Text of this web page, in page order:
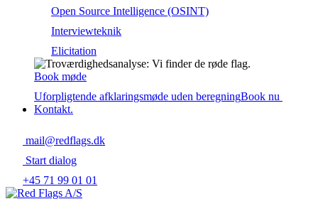
Open Source Intelligence (OSINT)
Interviewteknik
Elicitation
Book møde
Uforpligtende afklaringsmøde uden beregningBook nu
Kontakt.
mail@redflags.dk
Start dialog
+45 71 99 01 01